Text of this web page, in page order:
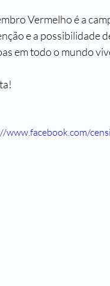
e a possibilidade
em todo o mundo
www.facebook.com/